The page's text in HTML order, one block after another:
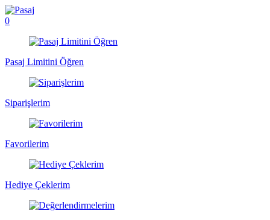
0
Pasaj Limitini Öğren
Siparişlerim
Favorilerim
Hediye Çeklerim